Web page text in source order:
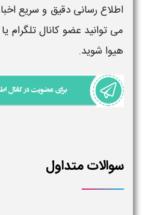
اطلاع رسانی دقیق و سریع
می توانید عضو کانال تلگرام یا
هیوا شوید.
سوالات متداول